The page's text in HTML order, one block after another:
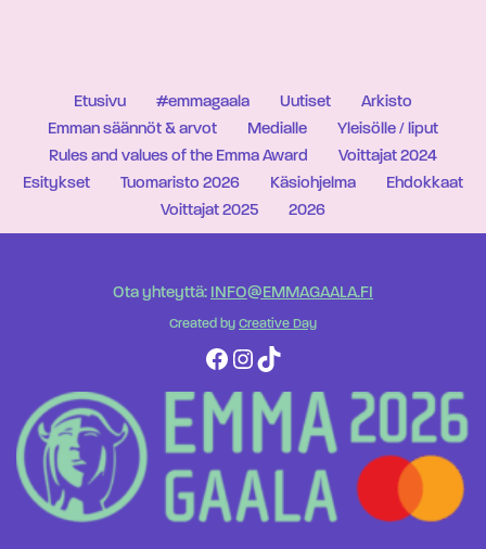
Etusivu #emmagaala Uutiset
Arkisto
Emman säännöt & arvot
Medialle
Yleisölle / liput
Rules and values of the Emma Award
Voittajat 2024
Esitykset
Tuomaristo 2026 Käsiohjelma
Ehdokkaat
Voittajat 2025
2026
Ota yhteyttä: INFO@EMMAGAALA.FI
Created by Creative Day